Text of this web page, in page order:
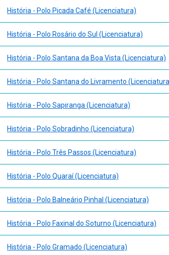
História - Polo Picada Café (Licenciatura)
História - Polo Rosário do Sul (Licenciatura)
História - Polo Santana da Boa Vista (Licenciatura)
História - Polo Santana do Livramento
História - Polo Sapiranga (Licenciatura)
História - Polo Sobradinho (Licenciatura)
História - Polo Três Passos (Licenciatura)
História - Polo Quaraí (Licenciatura)
História - Polo Balneário Pinhal (Licenciatura)
História - Polo Faxinal do Soturno (Licenciatura)
História - Polo Gramado (Licenciatura)